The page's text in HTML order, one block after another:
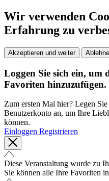
Wir verwenden
Erfahrung zu
Akzeptieren und weiter
Loggen Sie sich ein, um
Favoriten hinzuzufügen.
Zum ersten Mal hier? Legen
Benutzerkonto an, um Ihre
können.
Einloggen Registrieren
Diese Veranstaltung wurde zu
Sie können alle Ihre Favoriten